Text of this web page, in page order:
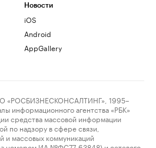
Новости
iOS
Android
AppGallery
1995–
информационного агентства «РБК»
средства массовой информации
по надзору в сфере связи,
и массовых коммуникаций